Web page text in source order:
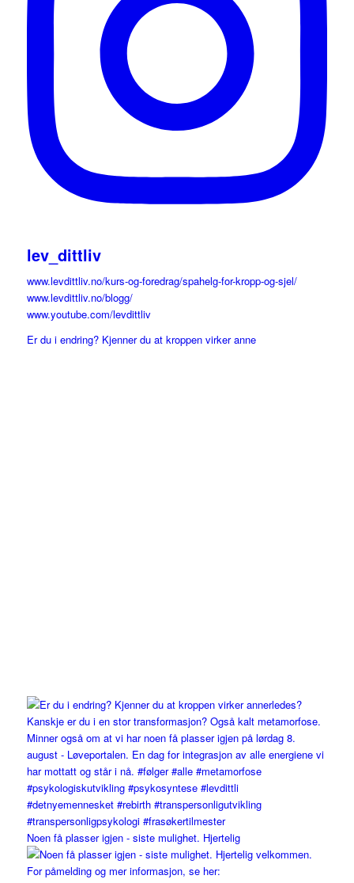
lev_dittliv
www.levdittliv.no/kurs-og-foredrag/spahelg-for-kropp-og-sjel/
www.levdittliv.no/blogg/
www.youtube.com/levdittliv
Er du i endring? Kjenner du at kroppen virker anne
Noen få plasser igjen - siste mulighet. Hjertelig